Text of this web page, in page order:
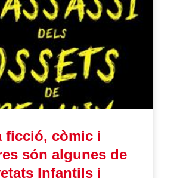
ficció, còmic i
són algunes de
Infantils i